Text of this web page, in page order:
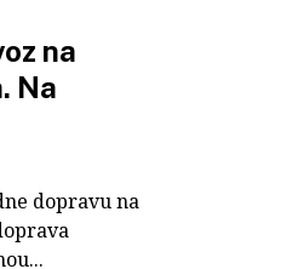
na
Na
dopravu na